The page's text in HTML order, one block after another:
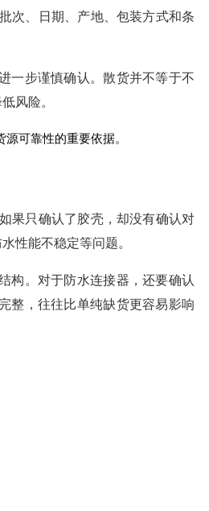
次、日期、产地、包装方式和条
一步谨慎确认。散货并不等于不
风险。
可靠性的重要依据。
果只确认了胶壳，却没有确认对
性能不稳定等问题。
构。对于防水连接器，还要确认
整，往往比单纯缺货更容易影响